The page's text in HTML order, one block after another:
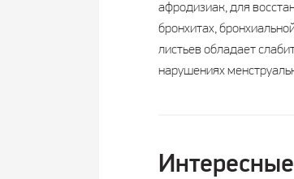
афродизиак, для
бронхитах,
листьев обладает
нарушениях